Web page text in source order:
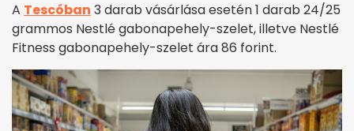
A Tescóban 3 darab vásárlása esetén 1 darab 24/25
grammos Nestlé gabonapehely-szelet, illetve Nestlé
Fitness gabonapehely-szelet ára 86 forint.